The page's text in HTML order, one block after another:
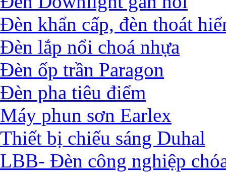
Đèn khẩn cấp, đèn thoát
Đèn lắp nổi choá nhựa
Đèn ốp trần Paragon
Đèn pha tiêu điểm
Máy phun sơn Earlex
Thiết bị chiếu sáng Duhal
LBB- Đèn công nghiệp